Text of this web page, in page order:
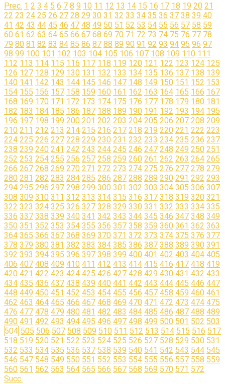
Prec. 1 2 3 4 5 6 7 8 9 10 11 12 13 14 15 16 17 18 19 20 21
22 23 24 25 26 27 28 29 30 31 32 33 34 35 36 37 38 39 40
41 42 43 44 45 46 47 48 49 50 51 52 53 54 55 56 57 58 59
60 61 62 63 64 65 66 67 68 69 70 71 72 73 74 75 76 77 78
79 80 81 82 83 84 85 86 87 88 89 90 91 92 93 94 95 96 97
98 99 100 101 102 103 104 105 106 107 108 109 110 111
112 113 114 115 116 117 118 119 120 121 122 123 124 125
126 127 128 129 130 131 132 133 134 135 136 137 138 139
140 141 142 143 144 145 146 147 148 149 150 151 152 153
154 155 156 157 158 159 160 161 162 163 164 165 166 167
168 169 170 171 172 173 174 175 176 177 178 179 180 181
182 183 184 185 186 187 188 189 190 191 192 193 194 195
196 197 198 199 200 201 202 203 204 205 206 207 208 209
210 211 212 213 214 215 216 217 218 219 220 221 222 223
224 225 226 227 228 229 230 231 232 233 234 235 236 237
238 239 240 241 242 243 244 245 246 247 248 249 250 251
252 253 254 255 256 257 258 259 260 261 262 263 264 265
266 267 268 269 270 271 272 273 274 275 276 277 278 279
280 281 282 283 284 285 286 287 288 289 290 291 292 293
294 295 296 297 298 299 300 301 302 303 304 305 306 307
308 309 310 311 312 313 314 315 316 317 318 319 320 321
322 323 324 325 326 327 328 329 330 331 332 333 334 335
336 337 338 339 340 341 342 343 344 345 346 347 348 349
350 351 352 353 354 355 356 357 358 359 360 361 362 363
364 365 366 367 368 369 370 371 372 373 374 375 376 377
378 379 380 381 382 383 384 385 386 387 388 389 390 391
392 393 394 395 396 397 398 399 400 401 402 403 404 405
406 407 408 409 410 411 412 413 414 415 416 417 418 419
420 421 422 423 424 425 426 427 428 429 430 431 432 433
434 435 436 437 438 439 440 441 442 443 444 445 446 447
448 449 450 451 452 453 454 455 456 457 458 459 460 461
462 463 464 465 466 467 468 469 470 471 472 473 474 475
476 477 478 479 480 481 482 483 484 485 486 487 488 489
490 491 492 493 494 495 496 497 498 499 500 501 502 503
504 505 506 507 508 509 510 511 512 513 514 515 516 517
518 519 520 521 522 523 524 525 526 527 528 529 530 531
532 533 534 535 536 537 538 539 540 541 542 543 544 545
546 547 548 549 550 551 552 553 554 555 556 557 558 559
560 561 562 563 564 565 566 567 568 569 570 571 572
Succ.